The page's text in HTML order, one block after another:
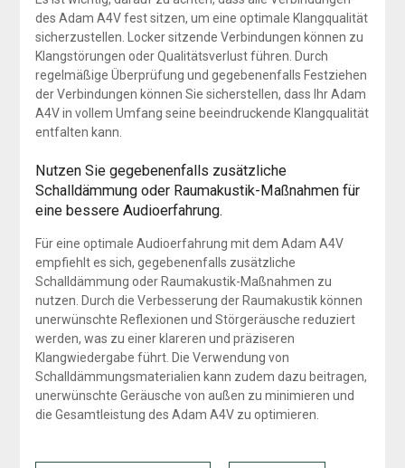
des Adam A4V fest sitzen, um eine optimale Klangqualität
sicherzustellen. Locker sitzende Verbindungen können zu
Klangstörungen oder Qualitätsverlust führen. Durch
regelmäßige Überprüfung und gegebenenfalls Festziehen
der Verbindungen können Sie sicherstellen, dass Ihr Adam
A4V in vollem Umfang seine beeindruckende Klangqualität
entfalten kann.
Nutzen Sie gegebenenfalls zusätzliche
Schalldämmung oder Raumakustik-Maßnahmen für
eine bessere Audioerfahrung.
Für eine optimale Audioerfahrung mit dem Adam A4V
empfiehlt es sich, gegebenenfalls zusätzliche
Schalldämmung oder Raumakustik-Maßnahmen zu
nutzen. Durch die Verbesserung der Raumakustik können
unerwünschte Reflexionen und Störgeräusche reduziert
werden, was zu einer klareren und präziseren
Klangwiedergabe führt. Die Verwendung von
Schalldämmungsmaterialien kann zudem dazu beitragen,
unerwünschte Geräusche von außen zu minimieren und
die Gesamtleistung des Adam A4V zu optimieren.